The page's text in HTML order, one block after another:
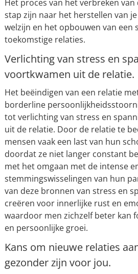
Het proces van het verbreken van
stap zijn naar het herstellen van
welzijn en het opbouwen van een
toekomstige relaties.
Verlichting van stress en
voortkwamen uit de relatie.
Het beëindigen van een relatie
borderline
tot verlichting van stress en
uit de relatie. Door de relatie te
mensen vaak een last van hun
doordat ze niet langer constant
met het omgaan met de intense
stemmingswisselingen van hun
van deze bronnen van stress en
creëren voor innerlijke rust en
waardoor men zichzelf beter kan
en persoonlijke groei.
Kans om nieuwe relaties
gezonder zijn voor jou.